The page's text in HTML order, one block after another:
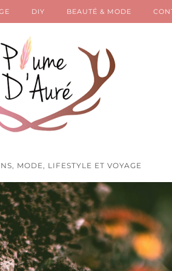
MODE, LIFESTYLE ET VOYAGE
DIY BEAUTÉ & MODE